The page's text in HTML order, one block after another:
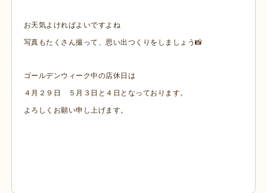
お天気よければよいですよね
写真もたくさん撮って、思い出つくりをしましょう📸
ゴールデンウィーク中の店休日は
４月２９日 ５月３日と４日となっております。
よろしくお願い申し上げます。